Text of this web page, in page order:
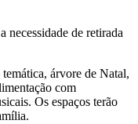
necessidade de retirada
árvore de Natal,
com
Os espaços terão